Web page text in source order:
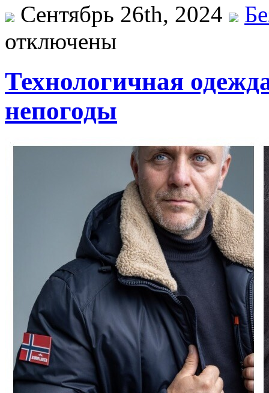
Сентябрь 26th, 2024
отключены
Технологичная
непогоды